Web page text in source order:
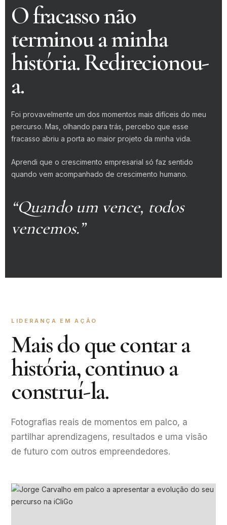
O fracasso não
terminou a minha
história. Redirecionou-
a.
Foi provavelmente um dos momentos mais difíceis do meu
percurso. Mas, olhando para trás, percebo que esse
fracasso abriu a porta ao maior projeto da minha vida.
Aprendi que o crescimento empresarial só faz sentido
quando vem acompanhado de crescimento humano.
“Quando um vence, todos
vencemos.”
LIDERANÇA EM AÇÃO
Mais do que contar a
história, continuo a
construí-la.
Fotografias reais de momentos em palco, a
partilhar aprendizagens, resultados e uma visão
de futuro com outros empreendedores.